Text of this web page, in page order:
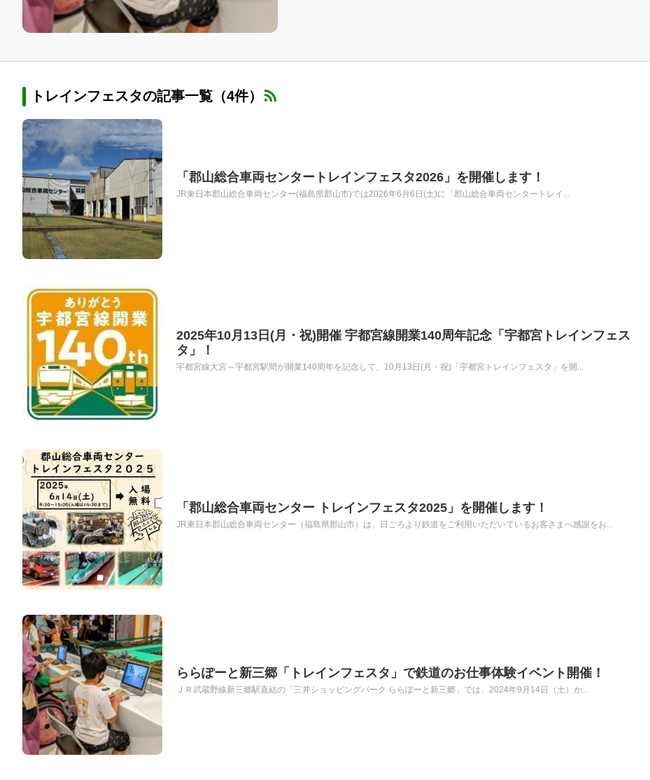
トレインフェスタの記事一覧（4件）
「郡山総合車両センタートレインフェスタ2026」を開催します！
JR東日本郡山総合車両センター(福島県郡山市)では2026年6月6日(土)に「郡山総合車両センタートレイ...
2025年10月13日(月・祝)開催 宇都宮線開業140周年記念「宇都宮トレインフェス
タ」！
宇都宮線大宮～宇都宮駅間が開業140周年を記念して、10月13日(月・祝)「宇都宮トレインフェスタ」を開...
「郡山総合車両センター トレインフェスタ2025」を開催します！
JR東日本郡山総合車両センター（福島県郡山市）は、日ごろより鉄道をご利用いただいているお客さまへ感謝をお...
ららぽーと新三郷「トレインフェスタ」で鉄道のお仕事体験イベント開催！
ＪＲ武蔵野線新三郷駅直結の「三井ショッピングパーク ららぽーと新三郷」では、2024年9月14日（土）か...